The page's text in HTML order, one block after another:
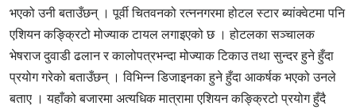
भएको उनी बताउँछन् । पूर्वी चितवनको रत्ननगरमा होटल स्टार ब्यांक्वेटमा पनि
एशियन कङ्क्रिटो मोज्याक टायल लगाइएको छ । होटलका सञ्चालक
भेषराज दुवाडी ढलान र कालोपत्रभन्दा मोज्याक टिकाउ तथा सुन्दर हुने हुँदा
प्रयोग गरेको बताउँछन् । विभिन्न डिजाइनका हुने हुँदा आकर्षक भएको उनले
बताए । यहाँको बजारमा अत्यधिक मात्रामा एशियन कङ्क्रिटो प्रयोग हुँदै